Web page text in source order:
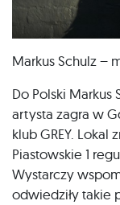
Markus Schulz –
Do Polski Markus
artysta zagra w
klub GREY. Lokal
Piastowskie 1
Wystarczy
odwiedziły takie